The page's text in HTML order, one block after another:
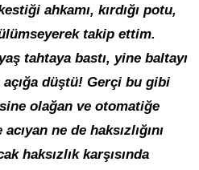
ahkamı, kırdığı potu,
takip ettim.
tahtaya bastı, yine baltayı
düştü! Gerçi bu gibi
olağan ve otomatiğe
ne de haksızlığını
haksızlık karşısında